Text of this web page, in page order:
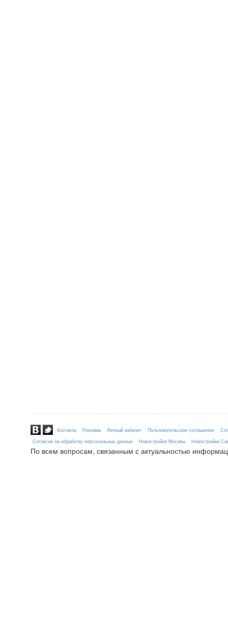
Контакты Реклама Личный кабинет Пользовательское соглашение
Согласие на обработку персональных данных
Новостройки Москвы Новостройки
По всем вопросам, связанным с актуальностью